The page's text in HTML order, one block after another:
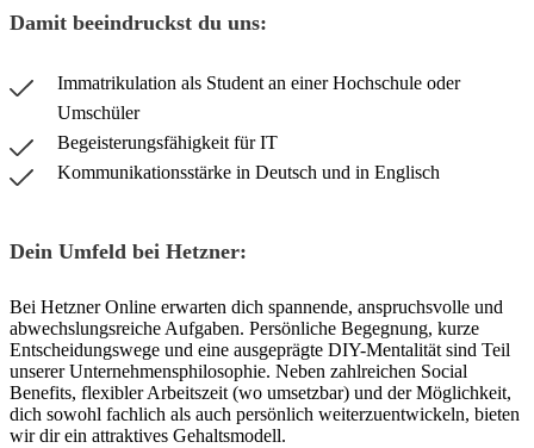
Damit beeindruckst du uns:
Immatrikulation als Student an einer Hochschule oder
Umschüler
Begeisterungsfähigkeit für IT
Kommunikationsstärke in Deutsch und in Englisch
Dein Umfeld bei Hetzner:
Bei Hetzner Online erwarten dich spannende, anspruchsvolle und
abwechslungsreiche Aufgaben. Persönliche Begegnung, kurze
Entscheidungswege und eine ausgeprägte DIY-Mentalität sind Teil
unserer Unternehmensphilosophie. Neben zahlreichen Social
Benefits, flexibler Arbeitszeit (wo umsetzbar) und der Möglichkeit,
dich sowohl fachlich als auch persönlich weiterzuentwickeln, bieten
wir dir ein attraktives Gehaltsmodell.